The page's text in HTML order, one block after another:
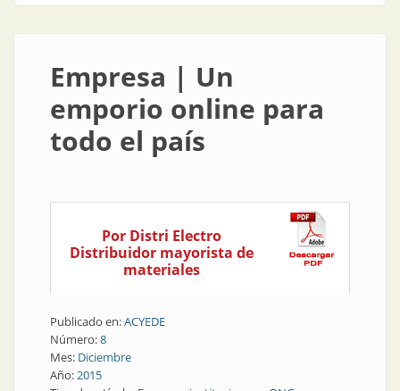
Empresa | Un
emporio online para
todo el país
Por Distri Electro
Distribuidor mayorista de
materiales
Publicado en:ACYEDE
Número:8
Mes: Diciembre
Año:2015